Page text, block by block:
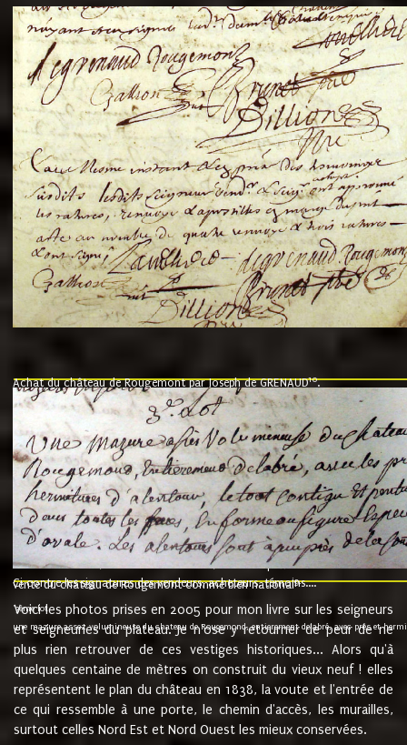
Achat du château de Rougemont par Joseph de GRENAUD10.
"l'an mil six cent soixante treze le ving neuvième jour du mois de
nommé fut présent Messire Claude Guillaume de Moyriat chevalier baron
vend, purement simplement et irrevocablement a monseigneur monsieur
et chavannes conseiller du roy au parlement de Bourgogne, present et
que le dit seigneur Baron de la Vellière a sur ses hommes, indivisables et
de la Velliere tout ainsi et comme le dit seigneur Baron et ses
présent......"
suivent les rentes, donation des terriers, etc... au prix de 880 livre louis
Ci contre les signatures des vendeurs, acheteurs, témoins....
vente du château de Rougemont comme bien national9.
"3ème lot
une mazure assez volumineuse du chateau de Rougemond, entierement delabré, avec près et
Voici les photos prises en 2005 pour mon livre sur les seigneurs
et seigneuries du plateau. Je n'ose y retourner de peur de ne
plus rien retrouver de ces vestiges historiques... Alors qu'à
quelques centaine de mètres on construit du vieux neuf ! elles
représentent le plan du château en 1838, la voute et l'entrée de
ce qui ressemble à une porte, le chemin d'accès, les murailles,
surtout celles Nord Est et Nord Ouest les mieux conservées.